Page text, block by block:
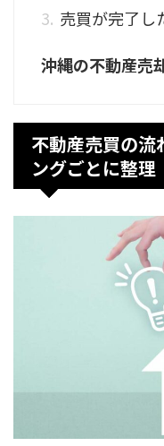
売買が完了し
沖縄の不動産売
不動産売買の流
ングごとに整理